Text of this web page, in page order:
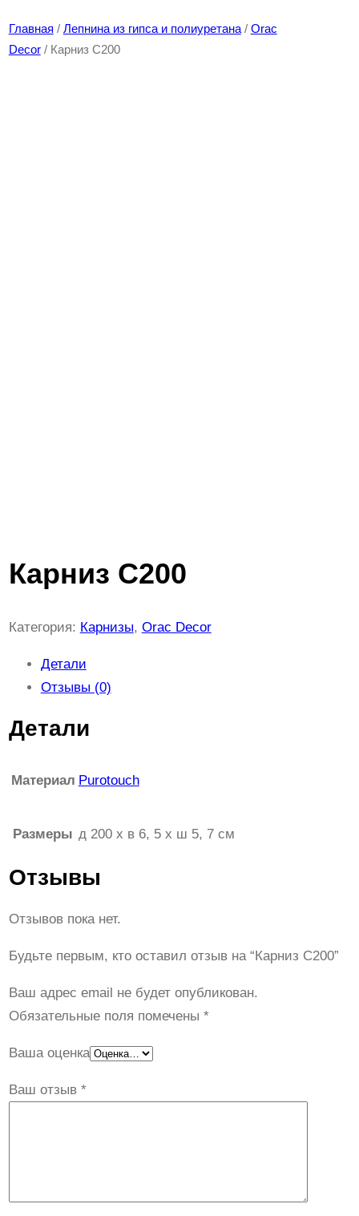
Главная / Лепнина из гипса и полиуретана/ Orac
Decor/ Карниз C200
Карниз C200
Категория: Карнизы, Orac Decor
Детали
Отзывы (0)
Детали
Материал Purotouch
Размеры д 200 x в 6, 5 x ш 5, 7 см
Отзывы
Отзывов пока нет.
Будьте первым, кто оставил отзыв на “Карниз C200”
Ваш адрес email не будет опубликован.
Обязательные поля помечены *
Ваша оценка
Ваш отзыв *